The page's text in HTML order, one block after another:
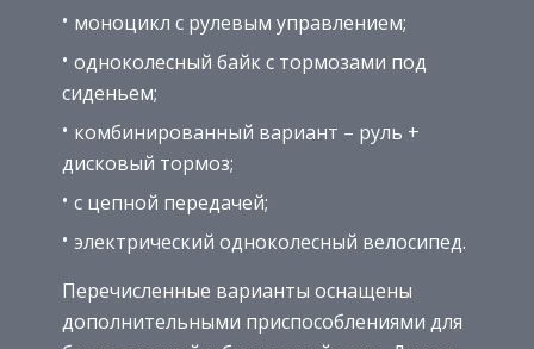
моноцикл с рулевым управлением;
одноколесный байк с тормозами под
сиденьем;
комбинированный вариант – руль +
дисковый тормоз;
с цепной передачей;
электрический одноколесный велосипед.
Перечисленные варианты оснащены
дополнительными приспособлениями для